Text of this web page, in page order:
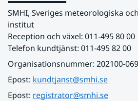
SMHI, Sveriges meteorologiska
institut
Reception och växel: 011-495 80 00
Telefon kundtjänst: 011-495 82 00
Organisationsnummer: 202100-
Epost: kundtjanst@smhi.se
Epost: registrator@smhi.se